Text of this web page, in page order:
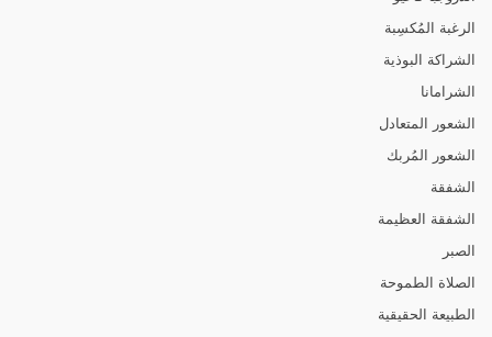
الرغبة المُكسِبة
الشراكة البوذية
الشرامانا
الشعور المتعادل
الشعور المُربك
الشفقة
الشفقة العظيمة
الصبر
الصلاة الطموحة
الطبيعة الحقيقية